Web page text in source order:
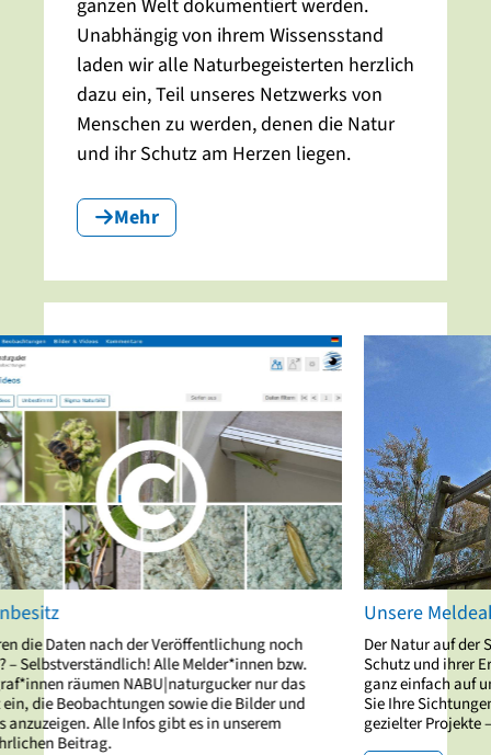
ganzen Welt dokumentiert werden.
Unabhängig von ihrem Wissensstand
laden wir alle Naturbegeisterten herzlich
dazu ein, Teil unseres Netzwerks von
Menschen zu werden, denen die Natur
und ihr Schutz am Herzen liegen.
Mehr
noch
bzw.
das
und
Der Natur auf der Spur sein und dabei aktiv zu ihrem
Schutz und ihrer Erforschung beitragen – das können Sie
ganz einfach auf unserem Meldeportal. Dokumentieren
Sie Ihre Sichtungen entweder spontan oder im Rahmen
gezielter Projekte – Sie entscheiden selbst!